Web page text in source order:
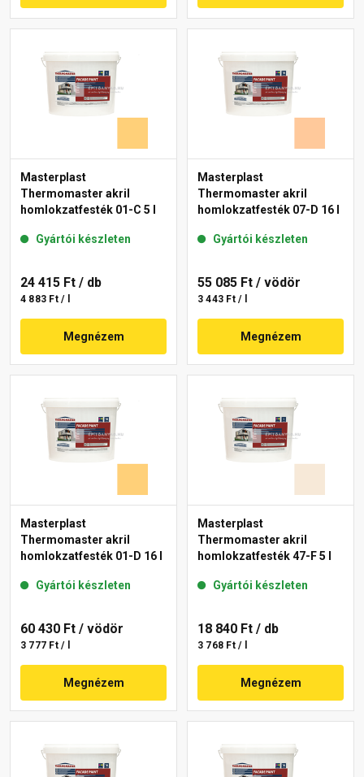
Masterplast
Thermomaster akril
homlokzatfesték 01-C 5 l
Gyártói készleten
24 415 Ft / db
4 883 Ft / l
Megnézem
Masterplast
Thermomaster akril
homlokzatfesték 07-D 16 l
Gyártói készleten
55 085 Ft / vödör
3 443 Ft / l
Megnézem
Masterplast
Thermomaster akril
homlokzatfesték 01-D 16 l
Gyártói készleten
60 430 Ft / vödör
3 777 Ft / l
Megnézem
Masterplast
Thermomaster akril
homlokzatfesték 47-F 5 l
Gyártói készleten
18 840 Ft / db
3 768 Ft / l
Megnézem